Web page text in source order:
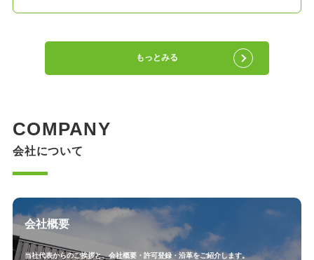
もっとみる
COMPANY
会社について
会社概要
当社代表からのご挨拶と、会社概要・許可登録・沿革をご紹介します。